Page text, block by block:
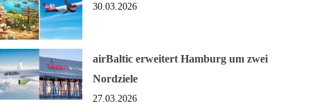
30.03.2026
airBaltic erweitert Hamburg um zwei
Nordziele
27.03.2026